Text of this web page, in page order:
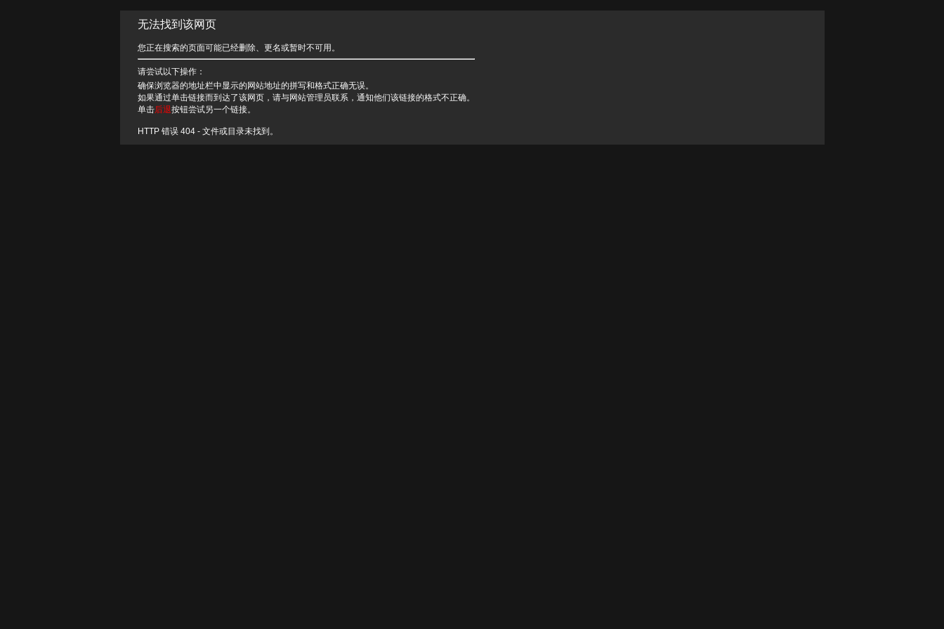
无法找到该网页
您正在搜索的页面可能已经删除、更名或暂时不可用。
请尝试以下操作：
确保浏览器的地址栏中显示的网站地址的拼写和格式正确无误。
如果通过单击链接而到达了该网页，请与网站管理员联系，通知他们该链接的格式不正确。
单击后退按钮尝试另一个链接。
HTTP 错误 404 - 文件或目录未找到。